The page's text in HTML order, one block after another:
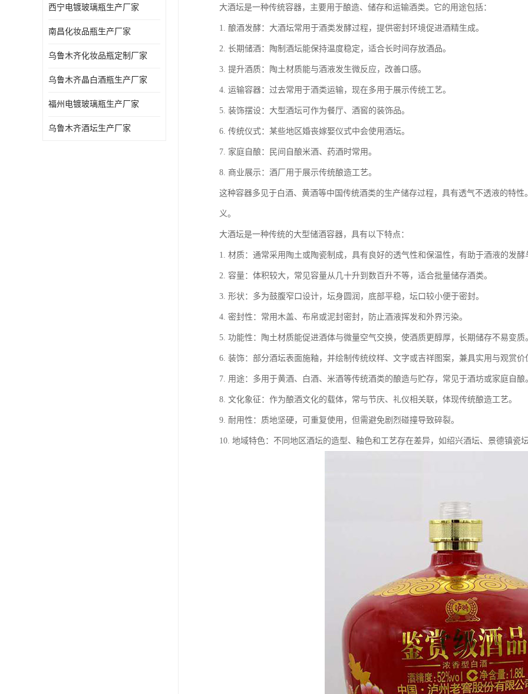
西宁电镀玻璃瓶生产厂家
南昌化妆品瓶生产厂家
乌鲁木齐化妆品瓶定制厂家
乌鲁木齐晶白酒瓶生产厂家
福州电镀玻璃瓶生产厂家
乌鲁木齐酒坛生产厂家
大酒坛是一种传统容器，主要用于酿造、储存和运输酒类。它的用途包括：
1. 酿酒发酵：大酒坛常用于酒类发酵过程，提供密封环境促进酒精生成。
2. 长期储酒：陶制酒坛能保持温度稳定，适合长时间存放酒品。
3. 提升酒质：陶土材质能与酒液发生微反应，改善口感。
4. 运输容器：过去常用于酒类运输，现在多用于展示传统工艺。
5. 装饰摆设：大型酒坛可作为餐厅、酒窖的装饰品。
6. 传统仪式：某些地区婚丧嫁娶仪式中会使用酒坛。
7. 家庭自酿：民间自酿米酒、药酒时常用。
8. 商业展示：酒厂用于展示传统酿造工艺。
这种容器多见于白酒、黄酒等中国传统酒类的生产储存过程，具有透气不透液的特
义。
大酒坛是一种传统的大型储酒容器，具有以下特点：
1. 材质：通常采用陶土或陶瓷制成，具有良好的透气性和保温性，有助于酒液的发酵
2. 容量：体积较大，常见容量从几十升到数百升不等，适合批量储存酒类。
3. 形状：多为鼓腹窄口设计，坛身圆润，底部平稳，坛口较小便于密封。
4. 密封性：常用木盖、布帛或泥封密封，防止酒液挥发和外界污染。
5. 功能性：陶土材质能促进酒体与微量空气交换，使酒质更醇厚，长期储存不易变质
6. 装饰：部分酒坛表面施釉，并绘制传统纹样、文字或吉祥图案，兼具实用与观赏价
7. 用途：多用于黄酒、白酒、米酒等传统酒类的酿造与贮存，常见于酒坊或家庭自酿
8. 文化象征：作为酿酒文化的载体，常与节庆、礼仪相关联，体现传统酿造工艺。
9. 耐用性：质地坚硬，可重复使用，但需避免剧烈碰撞导致碎裂。
10. 地域特色：不同地区酒坛的造型、釉色和工艺存在差异，如绍兴酒坛、景德镇瓷